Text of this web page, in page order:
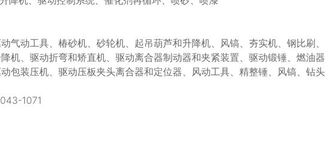
气动工具、椿砂机、砂轮机、起吊葫芦和升降机、风镐、夯实机、钢比刷
机、驱动折弯和矫直机、驱动离合器制动器和夹紧装置、驱动锻锤、燃油器
包装压机、驱动压板夹头离合器和定位器、风动工具、精整锤、风镐、钻
1071